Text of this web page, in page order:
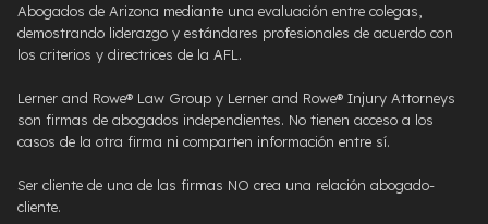
Abogados de Arizona mediante una evaluación entre colegas,
demostrando liderazgo y estándares profesionales de acuerdo con
los criterios y directrices de la AFL.
Lerner and Rowe® Law Group y Lerner and Rowe® Injury Attorneys
son firmas de abogados independientes. No tienen acceso a los
casos de la otra firma ni comparten información entre sí.
Ser cliente de una de las firmas NO crea una relación abogado-
cliente.